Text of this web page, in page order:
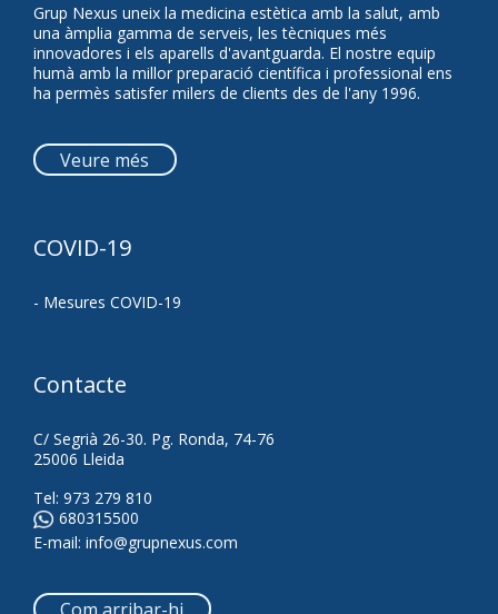
Grup Nexus uneix la medicina estètica amb la salut, amb
una àmplia gamma de serveis, les tècniques més
innovadores i els aparells d'avantguarda. El nostre equip
humà amb la millor preparació científica i professional ens
ha permès satisfer milers de clients des de l'any 1996.
Veure més
COVID-19
- Mesures COVID-19
Contacte
C/ Segrià 26-30. Pg. Ronda, 74-76
25006 Lleida
Tel: 973 279 810
680315500
E-mail: info@grupnexus.com